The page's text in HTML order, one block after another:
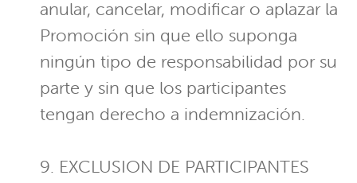
anular, cancelar, modificar o aplazar la
Promoción sin que ello suponga
ningún tipo de responsabilidad por su
parte y sin que los participantes
tengan derecho a indemnización.
9. EXCLUSION DE PARTICIPANTES